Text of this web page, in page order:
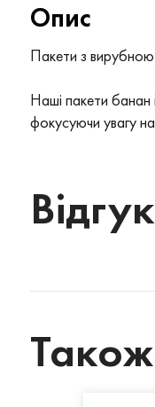
Опис
Пакети з вирубною
Наші пакети банан
фокусуючи увагу